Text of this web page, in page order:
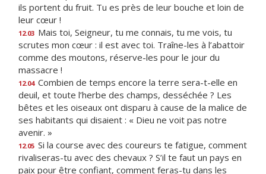
ils portent du fruit. Tu es près de leur bouche et loin de
leur cœur !
12.03 Mais toi, Seigneur, tu me connais, tu me vois, tu
scrutes mon cœur : il est avec toi. Traîne-les à l’abattoir
comme des moutons, réserve-les pour le jour du
massacre !
12.04 Combien de temps encore la terre sera-t-elle en
deuil, et toute l’herbe des champs, desséchée ? Les
bêtes et les oiseaux ont disparu à cause de la malice de
ses habitants qui disaient : « Dieu ne voit pas notre
avenir. »
12.05 Si la course avec des coureurs te fatigue, comment
rivaliseras-tu avec des chevaux ? S’il te faut un pays en
paix pour être confiant, comment feras-tu dans les